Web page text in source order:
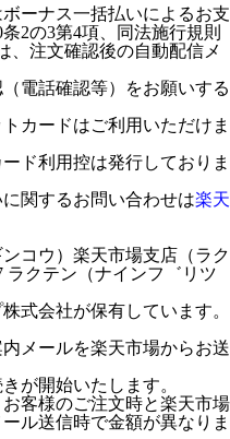
ーナス一括払いによるお支
2の3第4項、同法施行規則
、注文確認後の自動配信メ
電話確認等）をお願いする
カードはご利用いただけま
ド利用控は発行しておりま
関するお問い合わせは楽天
コウ）楽天市場支店（ラク
ラクテン（ナインフ゛リツ
式会社が保有しています。
メールを楽天市場からお送
が開始いたします。
客様のご注文時と楽天市場
ル送信時で金額が異なりま